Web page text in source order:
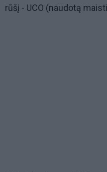
rūšį - UCO (naudotą